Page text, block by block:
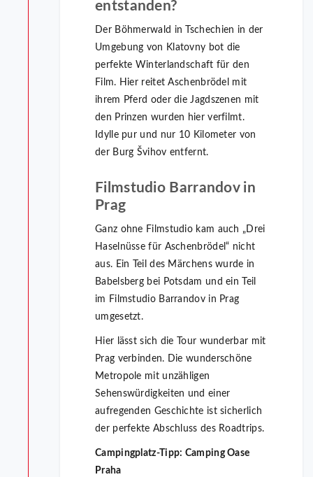
entstanden?
Der Böhmerwald in Tschechien in der
Umgebung von Klatovny bot die
perfekte Winterlandschaft für den
Film. Hier reitet Aschenbrödel mit
ihrem Pferd oder die Jagdszenen mit
den Prinzen wurden hier verfilmt.
Idylle pur und nur 10 Kilometer von
der Burg Švihov entfernt.
Filmstudio Barrandov in
Prag
Ganz ohne Filmstudio kam auch „Drei
Haselnüsse für Aschenbrödel“ nicht
aus. Ein Teil des Märchens wurde in
Babelsberg bei Potsdam und ein Teil
im Filmstudio Barrandov in Prag
umgesetzt.
Hier lässt sich die Tour wunderbar mit
Prag verbinden. Die wunderschöne
Metropole mit unzähligen
Sehenswürdigkeiten und einer
aufregenden Geschichte ist sicherlich
der perfekte Abschluss des Roadtrips.
Campingplatz-Tipp: Camping Oase
Praha